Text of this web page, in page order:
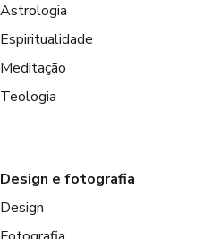
Astrologia
Espiritualidade
Meditação
Teologia
Design e fotografia
Design